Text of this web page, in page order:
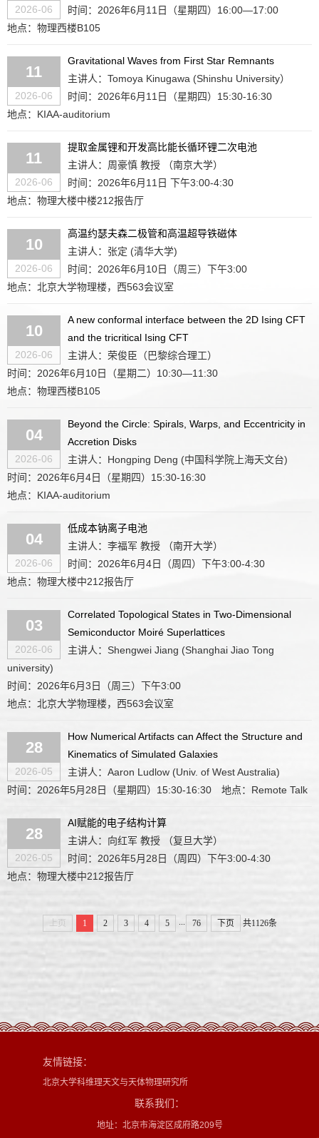
2026-06
时间：2026年6月11日（星期四）16:00—17:00
地点：物理西楼B105
11
2026-06
Gravitational Waves from First Star Remnants
主讲人：Tomoya Kinugawa (Shinshu University）
时间：2026年6月11日（星期四）15:30-16:30
地点：KIAA-auditorium
11
2026-06
提取金属锂和开发高比能长循环锂二次电池
主讲人：周豪慎 教授 （南京大学）
时间：2026年6月11日 下午3:00-4:30
地点：物理大楼中楼212报告厅
10
2026-06
高温约瑟夫森二极管和高温超导铁磁体
主讲人：张定 (清华大学)
时间：2026年6月10日（周三）下午3:00
地点：北京大学物理楼，西563会议室
10
2026-06
A new conformal interface between the 2D Ising CFT
and the tricritical Ising CFT
主讲人：荣俊臣（巴黎综合理工）
时间：2026年6月10日（星期二）10:30—11:30
地点：物理西楼B105
04
2026-06
Beyond the Circle: Spirals, Warps, and Eccentricity in
Accretion Disks
主讲人：Hongping Deng (中国科学院上海天文台)
时间：2026年6月4日（星期四）15:30-16:30
地点：KIAA-auditorium
04
2026-06
低成本钠离子电池
主讲人：李福军 教授 （南开大学）
时间：2026年6月4日（周四）下午3:00-4:30
地点：物理大楼中212报告厅
03
2026-06
Correlated Topological States in Two-Dimensional
Semiconductor Moiré Superlattices
主讲人：Shengwei Jiang (Shanghai Jiao Tong
university)
时间：2026年6月3日（周三）下午3:00
地点：北京大学物理楼，西563会议室
28
2026-05
How Numerical Artifacts can Affect the Structure and
Kinematics of Simulated Galaxies
主讲人：Aaron Ludlow (Univ. of West Australia)
时间：2026年5月28日（星期四）15:30-16:30
地点：Remote Talk
28
2026-05
AI赋能的电子结构计算
主讲人：向红军 教授 （复旦大学）
时间：2026年5月28日（周四）下午3:00-4:30
地点：物理大楼中212报告厅
上页 1 2 3 4 5 ... 76 下页 共1126条
友情链接：
北京大学科维理天文与天体物理研究所
联系我们：
地址：北京市海淀区成府路209号